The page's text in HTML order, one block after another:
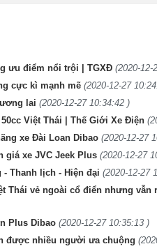
ưu điểm nổi trội | TGXĐ (2020-12-
cực kì mạnh mẽ (2020-12-27
lai (2020-12-27 10:34:42 )
Việt Thái | Thế Giới Xe Điện
xe Đài Loan Dibao (2020-12-27
giá xe JVC Jeek Plus (2020-12-27
- Thanh lịch - Hiện đại (2020-12-27
Thái vẻ ngoài cổ điển nhưng vẫn
Plus Dibao (2020-12-27 10:35:13 )
được nhiều người ưa chuộng